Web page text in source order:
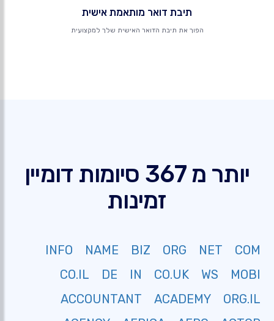
תיבת דואר מותאמת אישית
הפוך את תיבת הדואר האישית שלך למקצועית
יותר מ 367 סיומות דומיין
זמינות
COM
NET
ORG
BIZ
NAME
INFO
MOBI
WS
CO.UK
IN
DE
CO.IL
ORG.IL
ACADEMY
ACCOUNTANT